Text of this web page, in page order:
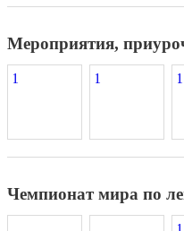
Мероприятия,
Чемпионат мира по